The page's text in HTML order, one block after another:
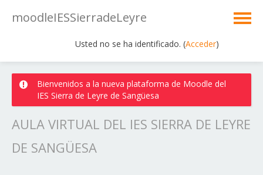
moodleIESSierradeLeyre
Usted no se ha identificado. (Acceder)
Español - Internacional ‎(es)‎
Bienvenidos a la nueva plataforma de Moodle del
IES Sierra de Leyre de Sangüesa
AULA VIRTUAL DEL IES SIERRA DE LEYRE
DE SANGÜESA